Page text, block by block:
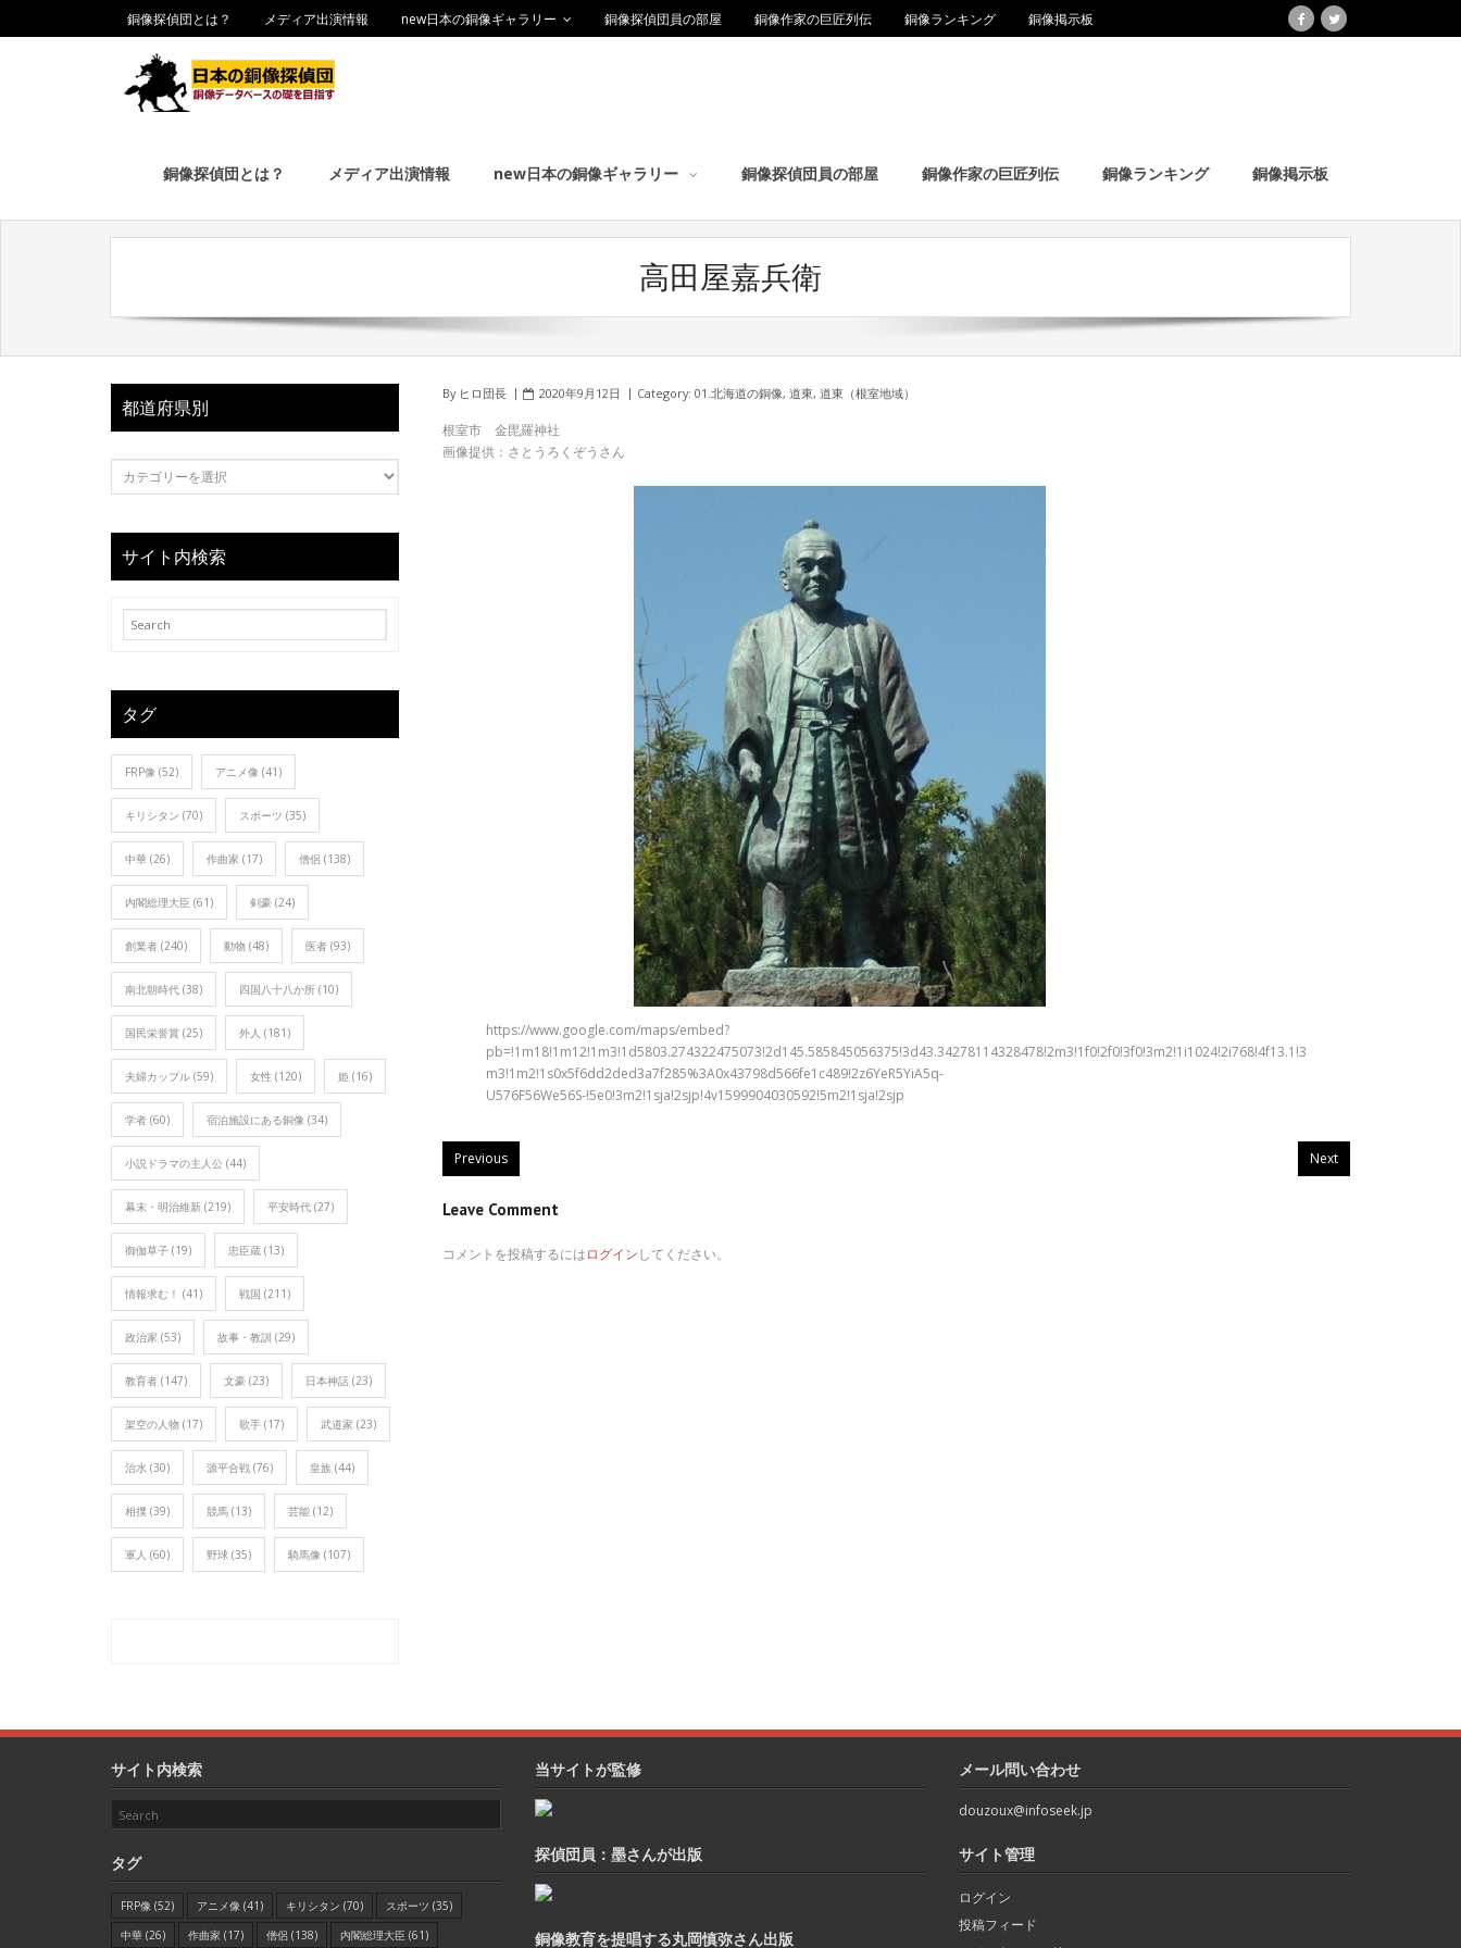
銅像探偵団とは？ メディア出演情報 new日本の銅像ギャラリー 銅像探偵団員の部屋 銅像作家の巨匠列伝 銅像ランキング 銅像掲示板
銅像探偵団とは？ メディア出演情報 new日本の銅像ギャラリー 銅像探偵団員の部屋 銅像作家の巨匠列伝 銅像ランキング 銅像掲示板
高田屋嘉兵衛
By ヒロ団長 2020年9月12日 Category: 01.北海道の銅像, 道東, 道東（根室地域）
根室市 金毘羅神社
画像提供：さとうろくぞうさん
https://www.google.com/maps/embed?
pb=!1m18!1m12!1m3!1d5803.274322475073!2d145.585845056375!3d43.34278114328478!2m3!1f0!2f0!3f0!3m2!1i1024!2i768!4f13.1!3
m3!1m2!1s0x5f6dd2ded3a7f285%3A0x43798d566fe1c489!2z6YeR5YiA5q-
U576F56We56S-!5e0!3m2!1sja!2sjp!4v1599904030592!5m2!1sja!2sjp
Previous Next
Leave Comment
コメントを投稿するにはログインしてください。
都道府県別
サイト内検索
タグ
FRP像 (52) アニメ像 (41)
キリシタン (70) スポーツ (35)
中華 (26) 作曲家 (17) 僧侶 (138)
内閣総理大臣 (61) 剣豪 (24)
創業者 (240) 動物 (48) 医者 (93)
南北朝時代 (38) 四国八十八か所 (10)
国民栄誉賞 (25) 外人 (181)
夫婦カップル (59) 女性 (120) 姫 (16)
学者 (60) 宿泊施設にある銅像 (34)
小説ドラマの主人公 (44)
幕末・明治維新 (219) 平安時代 (27)
御伽草子 (19) 忠臣蔵 (13)
情報求む！ (41) 戦国 (211)
政治家 (53) 故事・教訓 (29)
教育者 (147) 文豪 (23) 日本神話 (23)
架空の人物 (17) 歌手 (17) 武道家 (23)
治水 (30) 源平合戦 (76) 皇族 (44)
相撲 (39) 競馬 (13) 芸能 (12)
軍人 (60) 野球 (35) 騎馬像 (107)
サイト内検索
タグ
FRP像 (52) アニメ像 (41) キリシタン (70) スポーツ (35)
中華 (26) 作曲家 (17) 僧侶 (138) 内閣総理大臣 (61)
当サイトが監修
探偵団員：墨さんが出版
銅像教育を提唱する丸岡慎弥さん出版
メール問い合わせ
douzoux@infoseek.jp
サイト管理
ログイン
投稿フィード